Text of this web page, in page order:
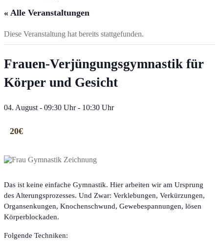
« Alle Veranstaltungen
Diese Veranstaltung hat bereits stattgefunden.
Frauen-Verjüngungsgymnastik für
Körper und Gesicht
04. August - 09:30 Uhr- 10:30 Uhr
20€
Das ist keine einfache Gymnastik. Hier arbeiten wir am Ursprung
des Alterungsprozesses. Und Zwar: Verklebungen, Verkürzungen,
Organsenkungen, Knochenschwund, Gewebespannungen, lösen
Körperblockaden.
Folgende Techniken: